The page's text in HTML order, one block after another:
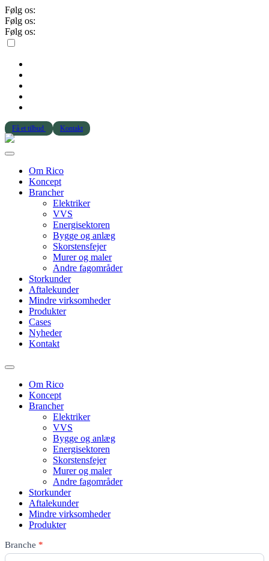
Følg os:
Følg os:
Følg os:
Få et tilbud Kontakt
Om Rico
Koncept
Brancher
Elektriker
VVS
Energisektoren
Bygge og anlæg
Skorstensfejer
Murer og maler
Andre fagområder
Storkunder
Aftalekunder
Mindre virksomheder
Produkter
Cases
Nyheder
Kontakt
Om Rico
Koncept
Brancher
Elektriker
VVS
Bygge og anlæg
Energisektoren
Skorstensfejer
Murer og maler
Andre fagområder
Storkunder
Aftalekunder
Mindre virksomheder
Produkter
Rico
Quote
Branche *